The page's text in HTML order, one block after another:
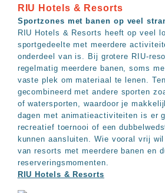
RIU Hotels & Resorts
Sportzones met banen op veel
RIU Hotels & Resorts heeft op veel
sportgedeelte met meerdere
onderdeel van is. Bij grotere RIU-
regelmatig meerdere banen, soms
vaste plek om materiaal te lenen.
gecombineerd met andere sporten
of watersporten, waardoor je
dagen met animatieactiviteiten is er
recreatief toernooi of een
kunnen aansluiten. Wie vooral vrij
van resorts met meerdere banen en
reserveringsmomenten.
RIU Hotels & Resorts